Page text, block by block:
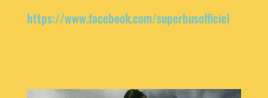
https://www.facebook.com/superbusofficiel